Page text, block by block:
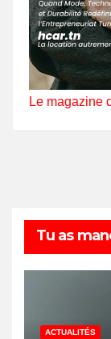
Le magazine
Tu as
ACTUALITÉS